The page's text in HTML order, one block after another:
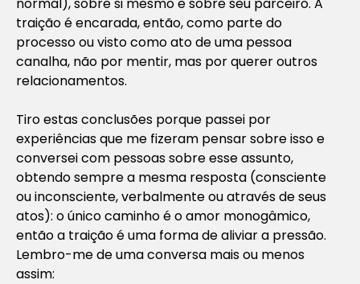
traição é encarada, então, como parte do
processo ou visto como ato de uma pessoa
canalha, não por mentir, mas por querer outros
relacionamentos.
Tiro estas conclusões porque passei por
experiências que me fizeram pensar sobre isso e
conversei com pessoas sobre esse assunto,
obtendo sempre a mesma resposta (consciente
ou inconsciente, verbalmente ou através de seus
atos): o único caminho é o amor monogâmico,
então a traição é uma forma de aliviar a pressão.
Lembro-me de uma conversa mais ou menos
assim: